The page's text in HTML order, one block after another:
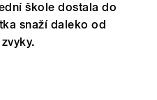
škole dostala do
snaží daleko od